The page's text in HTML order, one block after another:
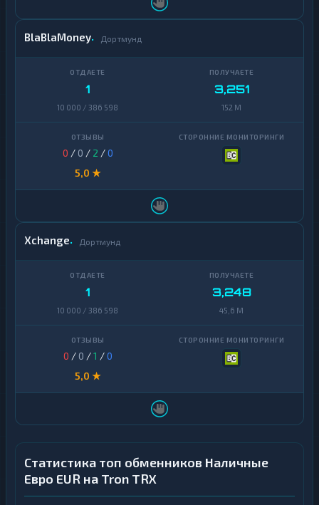
BlaBlaMoney Дортмунд
1
10 000 / 386 598
3,251
152 M
0 / 0 / 2 /0
5,0 ★
Xchange Дортмунд
1
10 000 / 386 598
3,248
45,6 M
0 / 0 /1 /0
5,0 ★
Статистика топ обменников Наличные
Евро EUR на Tron TRX
Zcash1